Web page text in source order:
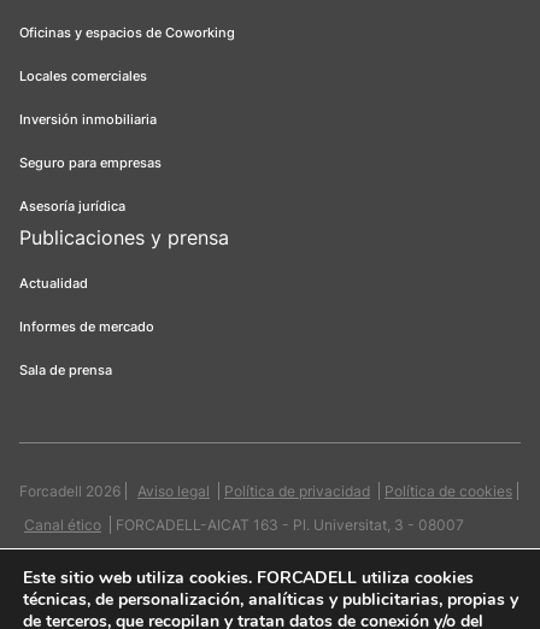
Oficinas y espacios de Coworking
Locales comerciales
Inversión inmobiliaria
Seguro para empresas
Asesoría jurídica
Publicaciones y prensa
Actualidad
Informes de mercado
Sala de prensa
Forcadell 2026 Aviso legal Política de privacidad
Política de cookies
Canal ético
FORCADELL-AICAT 163 - Pl. Universitat, 3 - 08007
Este sitio web utiliza cookies. FORCADELL utiliza cookies
técnicas, de personalización, analíticas y publicitarias, propias y
de terceros, que recopilan y tratan datos de conexión y/o del